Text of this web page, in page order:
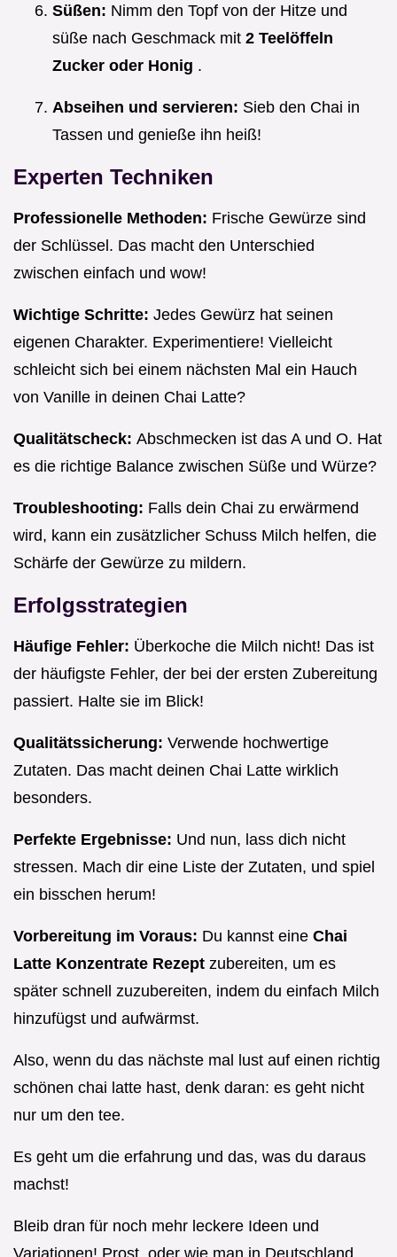
Süßen: Nimm den Topf von der Hitze und
süße nach Geschmack mit 2 Teelöffeln
Zucker oder Honig .
Abseihen und servieren: Sieb den Chai in
Tassen und genieße ihn heiß!
Experten Techniken
Professionelle Methoden: Frische Gewürze sind
der Schlüssel. Das macht den Unterschied
zwischen einfach und wow!
Wichtige Schritte: Jedes Gewürz hat seinen
eigenen Charakter. Experimentiere! Vielleicht
schleicht sich bei einem nächsten Mal ein Hauch
von Vanille in deinen Chai Latte?
Qualitätscheck: Abschmecken ist das A und O. Hat
es die richtige Balance zwischen Süße und Würze?
Troubleshooting: Falls dein Chai zu erwärmend
wird, kann ein zusätzlicher Schuss Milch helfen, die
Schärfe der Gewürze zu mildern.
Erfolgsstrategien
Häufige Fehler: Überkoche die Milch nicht! Das ist
der häufigste Fehler, der bei der ersten Zubereitung
passiert. Halte sie im Blick!
Qualitätssicherung: Verwende hochwertige
Zutaten. Das macht deinen Chai Latte wirklich
besonders.
Perfekte Ergebnisse: Und nun, lass dich nicht
stressen. Mach dir eine Liste der Zutaten, und spiel
ein bisschen herum!
Vorbereitung im Voraus: Du kannst eine Chai
Latte Konzentrate Rezept zubereiten, um es
später schnell zuzubereiten, indem du einfach Milch
hinzufügst und aufwärmst.
Also, wenn du das nächste mal lust auf einen richtig
schönen chai latte hast, denk daran: es geht nicht
nur um den tee.
Es geht um die erfahrung und das, was du daraus
machst!
Bleib dran für noch mehr leckere Ideen und
Variationen! Prost, oder wie man in Deutschland